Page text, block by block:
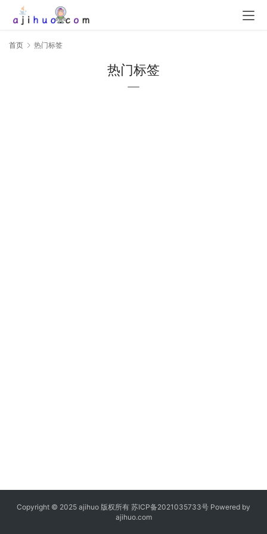
首页 热门标签
热门标签
Copyright © 2025 ajihuo 版权所有 苏ICP备2021035733号 Powered by
ajihuo.com